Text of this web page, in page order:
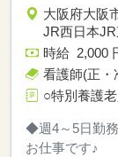
大阪府大阪
JR西日本
時給 2,000
看護師(正・
○特別養護
◆週4～5日勤
お仕事です♪